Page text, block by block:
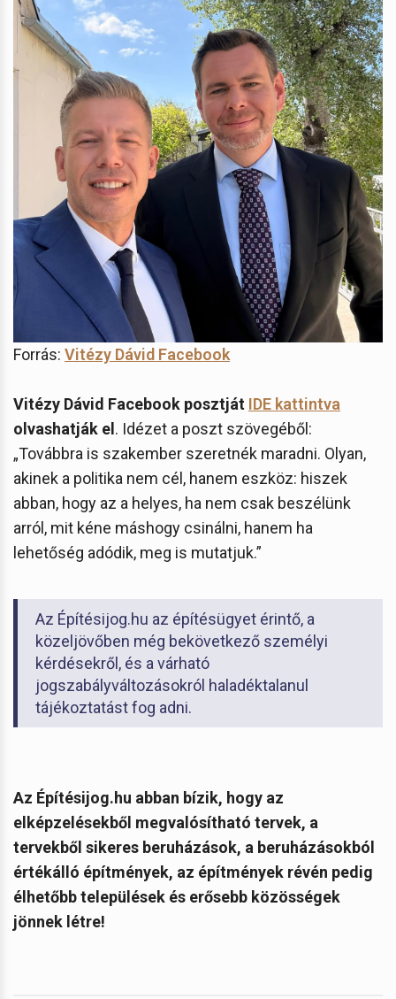
Forrás: Vitézy Dávid Facebook
Vitézy Dávid Facebook posztját IDE kattintva
olvashatják el . Idézet a poszt szövegéből:
„Továbbra is szakember szeretnék maradni. Olyan,
akinek a politika nem cél, hanem eszköz: hiszek
abban, hogy az a helyes, ha nem csak beszélünk
arról, mit kéne máshogy csinálni, hanem ha
lehetőség adódik, meg is mutatjuk.”
Az Építésijog.hu az építésügyet érintő, a
közeljövőben még bekövetkező személyi
kérdésekről, és a várható
jogszabályváltozásokról haladéktalanul
tájékoztatást fog adni.
Az Építésijog.hu abban bízik, hogy az
elképzelésekből megvalósítható tervek, a
tervekből sikeres beruházások, a beruházásokból
értékálló építmények, az építmények révén pedig
élhetőbb települések és erősebb közösségek
jönnek létre!